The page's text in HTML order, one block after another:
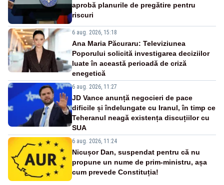
aprobă planurile de pregătire pentru
riscuri
6 aug. 2026, 15:18
Ana Maria Păcuraru: Televiziunea
Poporului solicită investigarea deciziilor
luate în această perioadă de criză
enegetică
6 aug. 2026, 11:27
JD Vance anunță negocieri de pace
dificile și îndelungate cu Iranul, în timp ce
Teheranul neagă existența discuțiilor cu
SUA
6 aug. 2026, 11:24
Nicușor Dan, suspendat pentru că nu
propune un nume de prim-ministru, așa
cum prevede Constituția!